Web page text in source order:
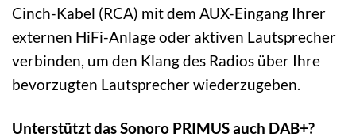
Cinch-Kabel (RCA) mit dem AUX-Eingang Ihrer
externen HiFi-Anlage oder aktiven Lautsprecher
verbinden, um den Klang des Radios über Ihre
bevorzugten Lautsprecher wiederzugeben.
Unterstützt das Sonoro PRIMUS auch DAB+?